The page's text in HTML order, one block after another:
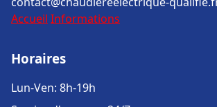
Accueil Informations
Horaires
Lun-Ven: 8h-19h